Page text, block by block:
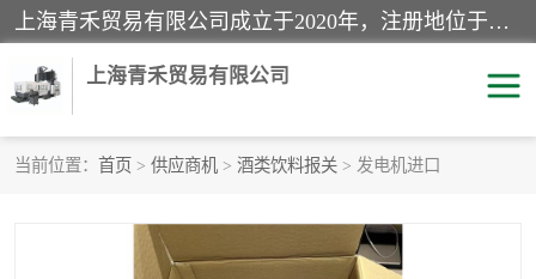
上海青禾贸易有限公司成立于2020年，注册地位于上海市宝山区。经营范围包括：机械设备、五金制品、劳防用品、电子产品、塑胶制品、家具、模具、纺织品、仪器仪表、建筑材料、装饰材料、化工产品、金属制品、机车配件等货物进出口报关、清关服务。
上海青禾贸易有限公司
当前位置： 首页 > 供应商机 > 酒类饮料报关 > 发电机进口
服装进口清关